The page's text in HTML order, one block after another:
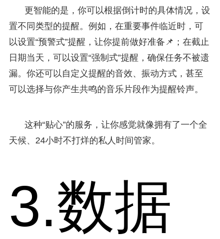
更智能的是，你可以根据倒计时的具体情况，设
置不同类型的提醒。例如，在重要事件临近时，可
以设置“预警式”提醒，让你提前做好准备📌；在截止
日期当天，可以设置“强制式”提醒，确保任务不被遗
漏。你还可以自定义提醒的音效、振动方式，甚至
可以选择与你产生共鸣的音乐片段作为提醒铃声。
这种“贴心”的服务，让你感觉就像拥有了一个全
天候、24小时不打烊的私人时间管家。
3.数据